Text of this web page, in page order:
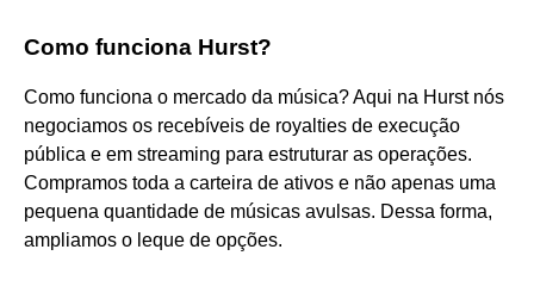
Como funciona Hurst?
Como funciona o mercado da música? Aqui na Hurst nós
negociamos os recebíveis de royalties de execução
pública e em streaming para estruturar as operações.
Compramos toda a carteira de ativos e não apenas uma
pequena quantidade de músicas avulsas. Dessa forma,
ampliamos o leque de opções.